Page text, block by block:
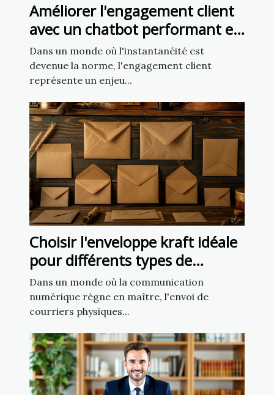
Améliorer l'engagement client
avec un chatbot performant en
5 minutes
Dans un monde où l'instantanéité est
devenue la norme, l'engagement client
représente un enjeu...
Choisir l'enveloppe kraft idéale
pour différents types de
courriers
Dans un monde où la communication
numérique règne en maître, l'envoi de
courriers physiques...